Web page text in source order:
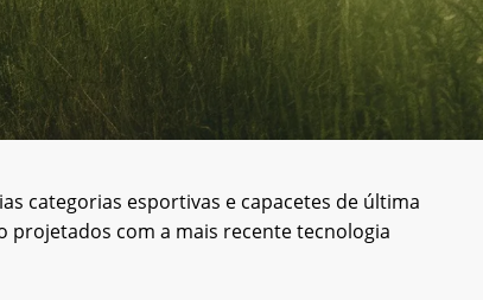
categorias esportivas e capacetes de última
projetados com a mais recente tecnologia